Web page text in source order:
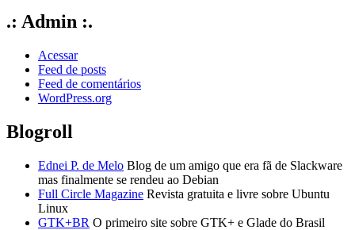
.: Admin :.
Acessar
Feed de posts
Feed de comentários
WordPress.org
Blogroll
Ednei P. de Melo Blog de um amigo que era fã de Slackware
mas finalmente se rendeu ao Debian
Full Circle Magazine Revista gratuita e livre sobre Ubuntu
Linux
GTK+BR O primeiro site sobre GTK+ e Glade do Brasil